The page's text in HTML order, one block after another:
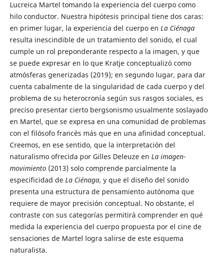
Lucreica Martel tomando la experiencia del cuerpo como
hilo conductor. Nuestra hipótesis principal tiene dos caras:
en primer lugar, la experiencia del cuerpo en La Ciénaga
resulta inescindible de un tratamiento del sonido, el cual
cumple un rol preponderante respecto a la imagen, y que
se puede expresar en lo que Kratje conceptualizó como
atmósferas generizadas (2019); en segundo lugar, para dar
cuenta cabalmente de la singularidad de cada cuerpo y del
problema de su heterocronía según sus rasgos sociales, es
preciso presentar cierto bergsonismo usualmente soslayado
en Martel, que se expresa en una comunidad de problemas
con el filósofo francés más que en una afinidad conceptual.
Creemos, en ese sentido, que la interpretación del
naturalismo ofrecida por Gilles Deleuze en La imagen-
movimiento (2013) solo comprende parcialmente la
especificidad deLa Ciénaga, y que el diseño del sonido
presenta una estructura de pensamiento autónoma que
requiere de mayor precisión conceptual. No obstante, el
contraste con sus categorías permitirá comprender en qué
medida la experiencia del cuerpo propuesta por el cine de
sensaciones de Martel logra salirse de este esquema
naturalista.